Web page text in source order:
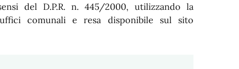
del D.P.R. n. 445/2000, utilizzando la
comunali e resa disponibile sul sito